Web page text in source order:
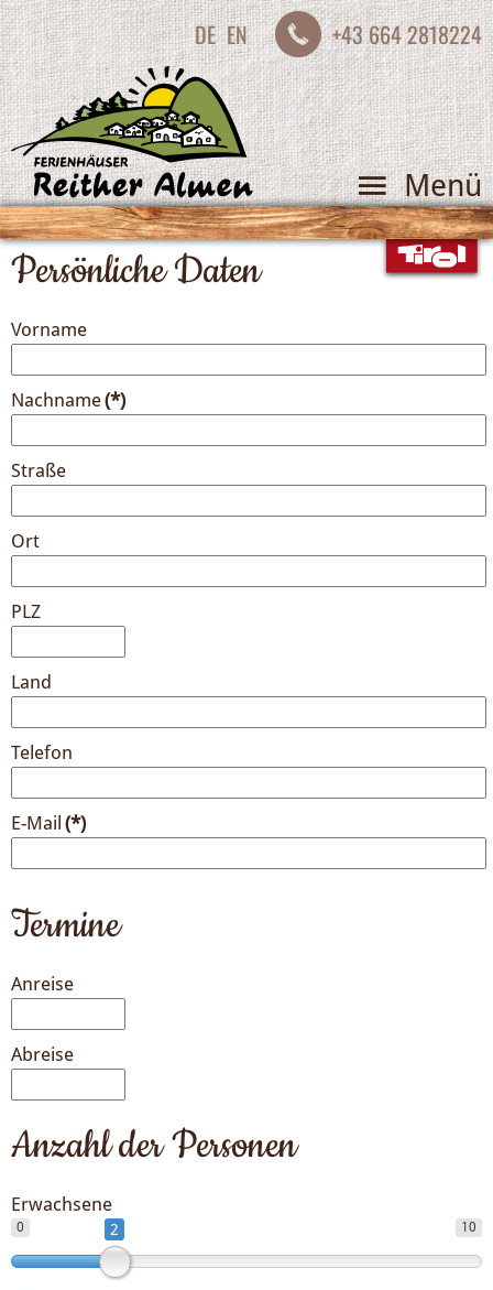
DE EN +43 664 2818224
Menü
Persönliche Daten
Vorname
Nachname(*)
Straße
Ort
PLZ
Land
Telefon
E-Mail (*)
Termine
Anreise
Abreise
Anzahl der Personen
Erwachsene
0 10
2